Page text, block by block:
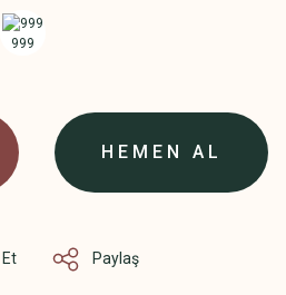
HEMEN AL
Paylaş